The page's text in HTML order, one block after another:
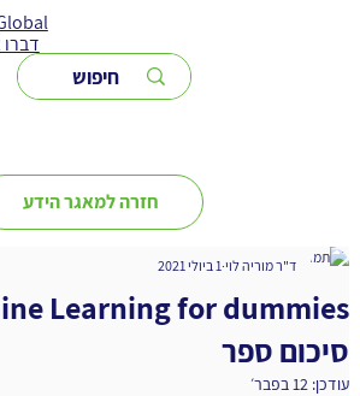
דברו
חזרה למאגר הידע
סיכום ספר
ד"ר מוריה לוי 1 ביולי 2021
עודכן: 12 בפבר׳